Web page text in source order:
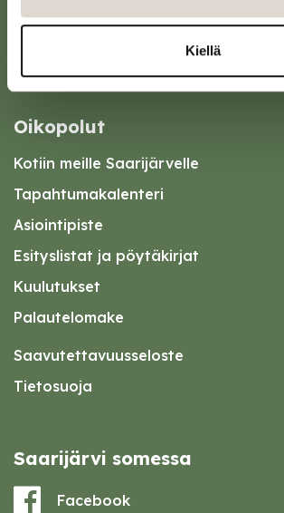
Kiellä
Oikopolut
Kotiin meille Saarijärvelle
Tapahtumakalenteri
Asiointipiste
Esityslistat ja pöytäkirjat
Kuulutukset
Palautelomake
Saavutettavuusseloste
Tietosuoja
Saarijärvi somessa
Facebook